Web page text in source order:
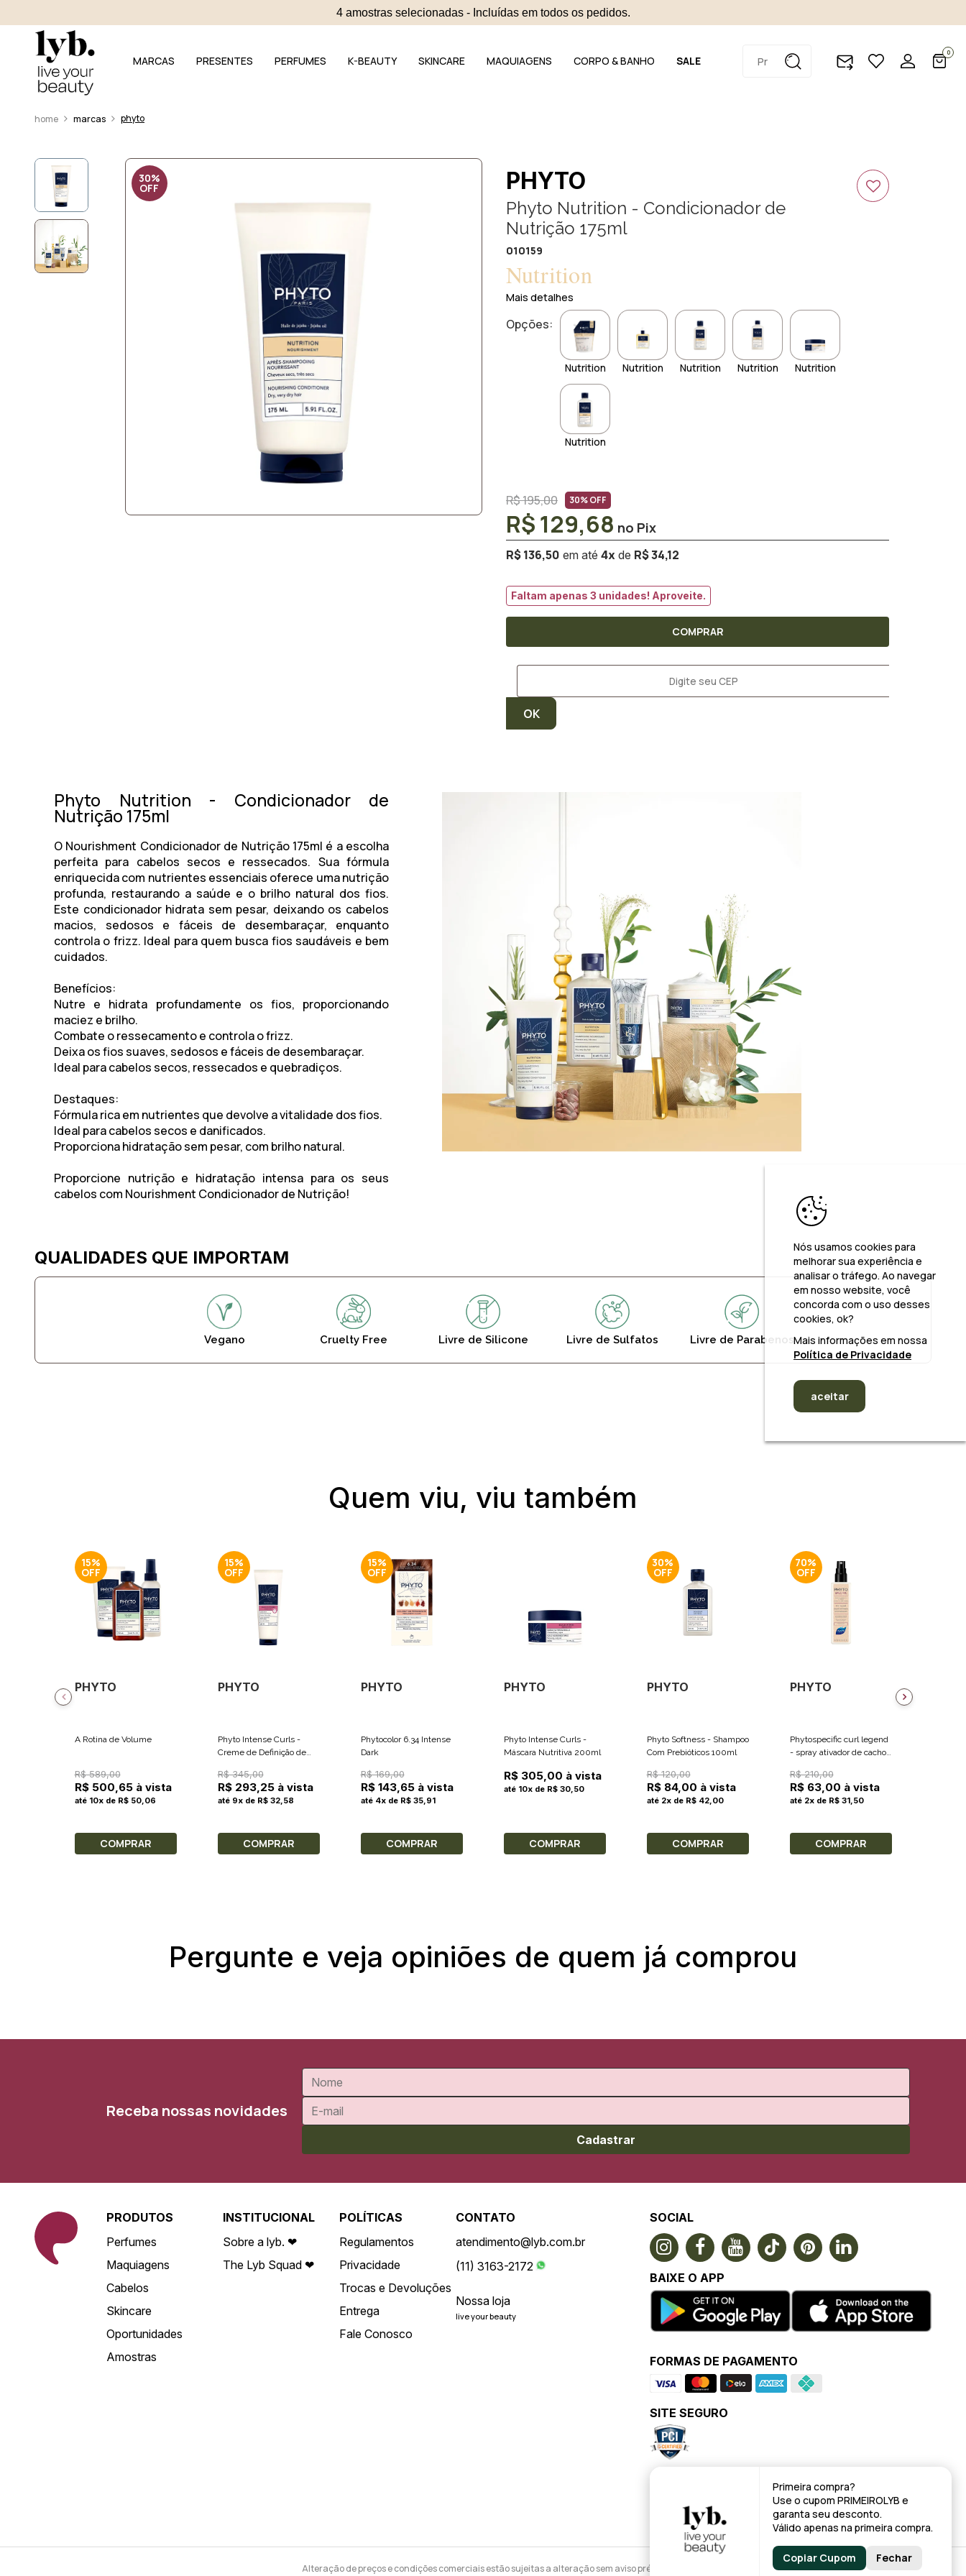
4 amostras selecionadas - Incluídas em todos os pedidos.
MARCAS PRESENTES PERFUMES K-BEAUTY SKINCARE MAQUIAGENS CORPO & BANHO SALE
0
marcas phyto
30%
OFF PHYTO
Phyto Nutrition - Condicionador de
Nutrição 175ml
010159
Nutrition
Mais detalhes
Opções:
Nutrition Nutrition Nutrition Nutrition Nutrition
Nutrition
R$ 195,00 30% OFF
R$ 136,50 4x R$ 34,12
R$ 129,68
Faltam apenas 3 unidades! Aproveite.
COMPRAR
Phyto Nutrition - Condicionador de
Nutrição 175ml
O Nourishment Condicionador de Nutrição 175ml é a escolha
perfeita para cabelos secos e ressecados. Sua fórmula
enriquecida com nutrientes essenciais oferece uma nutrição
profunda, restaurando a saúde e o brilho natural dos fios.
Este condicionador hidrata sem pesar, deixando os cabelos
macios, sedosos e fáceis de desembaraçar, enquanto
controla o frizz. Ideal para quem busca fios saudáveis e bem
cuidados.
Benefícios:
Nutre e hidrata profundamente os fios, proporcionando
maciez e brilho.
Combate o ressecamento e controla o frizz.
Deixa os fios suaves, sedosos e fáceis de desembaraçar.
Ideal para cabelos secos, ressecados e quebradiços.
Destaques:
Fórmula rica em nutrientes que devolve a vitalidade dos fios.
Ideal para cabelos secos e danificados.
Proporciona hidratação sem pesar, com brilho natural.
Proporcione nutrição e hidratação intensa para os seus
cabelos com Nourishment Condicionador de Nutrição!
QUALIDADES QUE IMPORTAM
Vegano Cruelty Free Livre de Silicone Livre de Sulfatos Livre de Parabenos
Quem viu, viu também
15%
PHYTO
A Rotina de Volume
R$ 589,00
R$ 500,65 à vista
até 10x de R$ 50,06
COMPRAR
15%
PHYTO
Phyto Intense Curls -
Creme de Definição de
R$ 345,00
R$ 293,25 à vista
até 9x de R$ 32,58
COMPRAR
15%
PHYTO
Phytocolor 6.34 Intense
Dark
R$ 169,00
R$ 143,65 à vista
até 4x de R$ 35,91
COMPRAR
PHYTO
Phyto Intense Curls -
Máscara Nutritiva 200ml
R$ 305,00 à vista
até 10x de R$ 30,50
COMPRAR
30%
PHYTO
Phyto Softness - Shampoo
Com Prebióticos 100ml
R$ 120,00
R$ 84,00 à vista
até 2x de R$ 42,00
COMPRAR
70%
PHYTO
Phytospecific curl legend
- spray ativador de cachos
R$ 210,00
R$ 63,00 à vista
até 2x de R$ 31,50
COMPRAR
Pergunte e veja opiniões de quem já comprou
Receba nossas novidades
Cadastrar
PRODUTOS
Perfumes
Maquiagens
Cabelos
Skincare
Oportunidades
Amostras
INSTITUCIONAL
Sobre a lyb. ❤
The Lyb Squad ❤
POLÍTICAS
Regulamentos
Privacidade
Trocas e Devoluções
Entrega
Fale Conosco
CONTATO
atendimento@lyb.com.br
(11) 3163-2172
Nossa loja
live your beauty
SOCIAL
BAIXE O APP
FORMAS DE PAGAMENTO
SITE SEGURO
Alteração de preços e condições comerciais estão sujeitas a alteração sem aviso prévio.
Nós usamos cookies para
melhorar sua experiência e
analisar o tráfego. Ao navegar
em nosso website, você
concorda com o uso desses
cookies, ok?
Mais informações em nossa
Política de Privacidade
aceitar
Primeira compra?
Use o cupom PRIMEIROLYB e
garanta seu desconto.
Válido apenas na primeira compra.
Copiar Cupom Fechar